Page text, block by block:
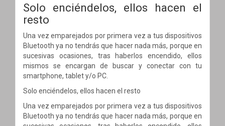
Solo enciéndelos, ellos hacen el
resto
Una vez emparejados por primera vez a tus dispositivos
Bluetooth ya no tendrás que hacer nada más, porque en
sucesivas ocasiones, tras haberlos encendido, ellos
mismos se encargan de buscar y conectar con tu
smartphone, tablet y/o PC.
Solo enciéndelos, ellos hacen el resto
Una vez emparejados por primera vez a tus dispositivos
Bluetooth ya no tendrás que hacer nada más, porque en